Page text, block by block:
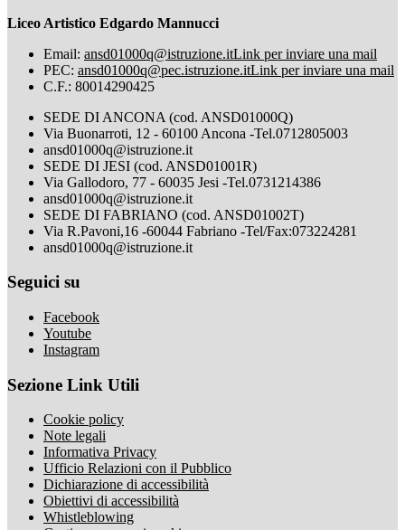
Liceo Artistico Edgardo Mannucci
Email: ansd01000q@istruzione.itLink per inviare una mail
PEC: ansd01000q@pec.istruzione.itLink per inviare una mail
C.F.: 80014290425
SEDE DI ANCONA (cod. ANSD01000Q)
Via Buonarroti, 12 - 60100 Ancona -Tel.0712805003
ansd01000q@istruzione.it
SEDE DI JESI (cod. ANSD01001R)
Via Gallodoro, 77 - 60035 Jesi -Tel.0731214386
ansd01000q@istruzione.it
SEDE DI FABRIANO (cod. ANSD01002T)
Via R.Pavoni,16 -60044 Fabriano -Tel/Fax:073224281
ansd01000q@istruzione.it
Seguici su
Facebook
Youtube
Instagram
Sezione Link Utili
Cookie policy
Note legali
Informativa Privacy
Ufficio Relazioni con il Pubblico
Dichiarazione di accessibilità
Obiettivi di accessibilità
Whistleblowing